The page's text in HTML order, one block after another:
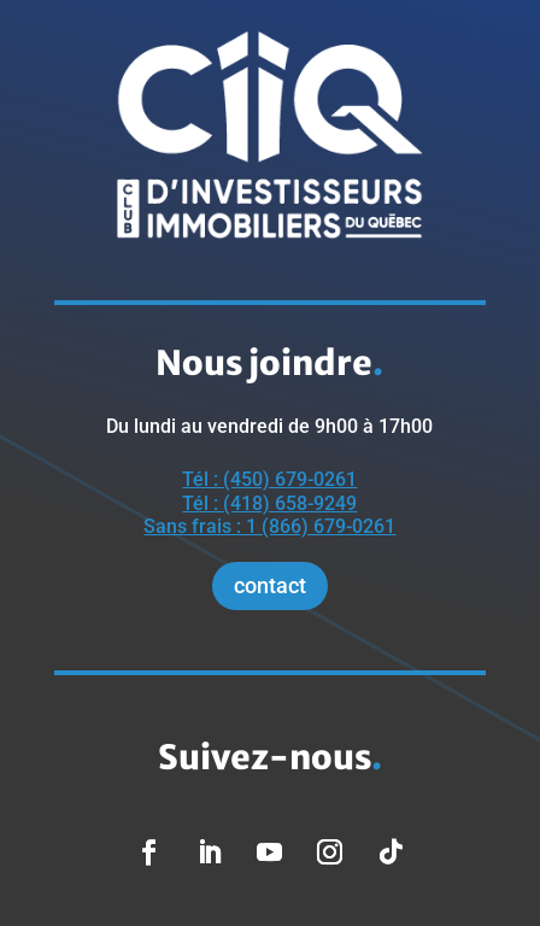
Nous joindre.
Du lundi au vendredi de 9h00 à 17h00
Tél : (450) 679-0261
Tél : (418) 658-9249
Sans frais : 1 (866) 679-0261
contact
Suivez-nous.